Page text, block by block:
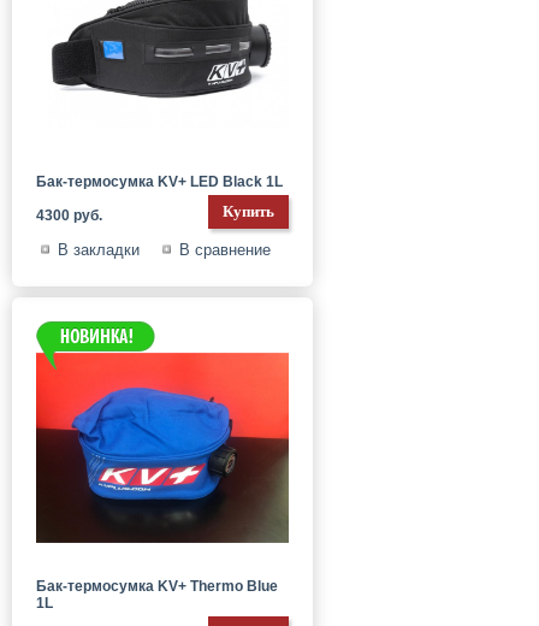
Бак-термосумка KV+ LED Black 1L
4300 руб.
В закладки В сравнение
Бак-термосумка KV+ Thermo Blue
1L